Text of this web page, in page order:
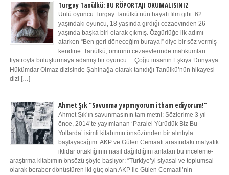
Turgay Tanülkü: BU RÖPORTAJI OKUMALISINIZ
Ünlü oyuncu Turgay Tanülkü’nün hayatı film gibi. 62
yaşındaki oyuncu, 18 yaşında girdiği cezaevinden 26
yaşında başka biri olarak çıkmış. Özgürlüğe ilk adımı
atarken “Ben geri döneceğim buraya!” diye bir söz vermiş
kendine. Tanülkü, ömrünü cezaevlerinde mahkumları
tiyatroyla buluşturmaya adamış bir oyuncu… Çoğu insanın Eşkıya Dünyaya
Hükümdar Olmaz dizisinde Şahinağa olarak tanıdığı Tanülkü’nün hikayesi
dizi […]
Ahmet Şık “Savunma yapmıyorum itham ediyorum!”
Ahmet Şık’ın savunmasının tam metni: Sözlerime 3 yıl
önce, 2014’te yayımlanan ‘Paralel Yürüdük Biz Bu
Yollarda’ isimli kitabımın önsözünden bir alıntıyla
başlayacağım. AKP ve Gülen Cemaati arasındaki mafyatik
iktidar ortaklığının nasıl dağıldığını anlatan bu inceleme-
araştırma kitabımın önsözü şöyle başlıyor: “Türkiye’yi siyasal ve toplumsal
olarak beraber dönüştüren iki güç olan AKP ile Gülen Cemaati’nin